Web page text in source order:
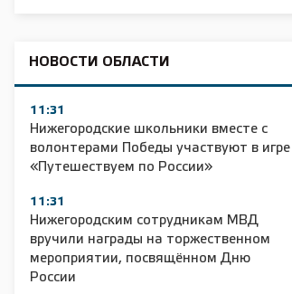
НОВОСТИ ОБЛАСТИ
11:31
Нижегородские школьники вместе с
волонтерами Победы участвуют в игре
«Путешествуем по России»
11:31
Нижегородским сотрудникам МВД
вручили награды на торжественном
мероприятии, посвящённом Дню
России